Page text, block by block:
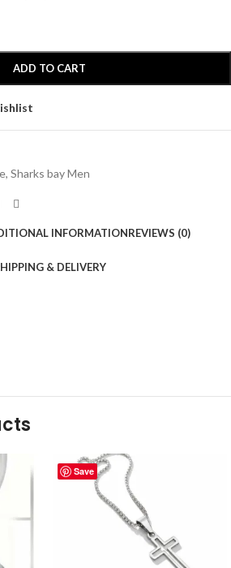
ADD TO CART
, Sharks bay Men
INFORMATIONREVIEWS (0)
& DELIVERY
Save